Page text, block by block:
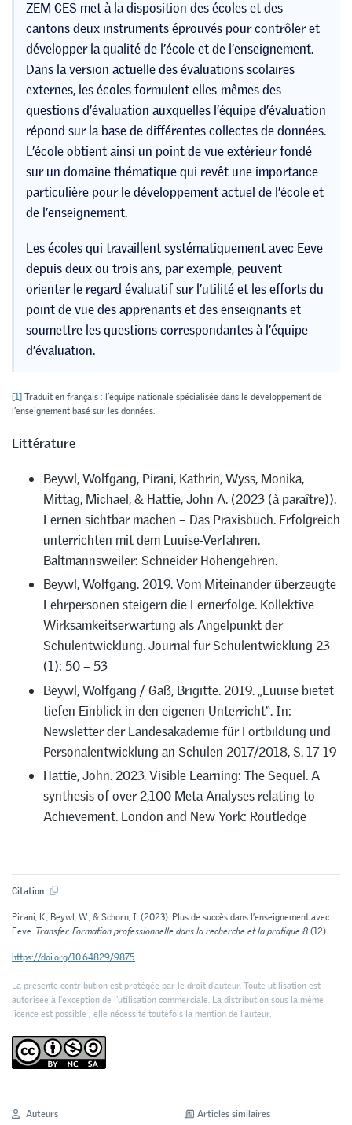
ZEM CES met à la disposition des écoles et des
cantons deux instruments éprouvés pour contrôler et
développer la qualité de l’école et de l’enseignement.
Dans la version actuelle des évaluations scolaires
externes, les écoles formulent elles-mêmes des
questions d’évaluation auxquelles l’équipe d’évaluation
répond sur la base de différentes collectes de données.
L’école obtient ainsi un point de vue extérieur fondé
sur un domaine thématique qui revêt une importance
particulière pour le développement actuel de l’école et
de l’enseignement.
Les écoles qui travaillent systématiquement avec Eeve
depuis deux ou trois ans, par exemple, peuvent
orienter le regard évaluatif sur l’utilité et les efforts du
point de vue des apprenants et des enseignants et
soumettre les questions correspondantes à l’équipe
d’évaluation.
[1]Traduit en français : l’équipe nationale spécialisée dans le développement de
l’enseignement basé sur les données.
Littérature
Beywl, Wolfgang, Pirani, Kathrin, Wyss, Monika,
Mittag, Michael, & Hattie, John A. (2023 (à paraître)).
Lernen sichtbar machen – Das Praxisbuch. Erfolgreich
unterrichten mit dem Luuise-Verfahren.
Baltmannsweiler: Schneider Hohengehren.
Beywl, Wolfgang. 2019. Vom Miteinander überzeugte
Lehrpersonen steigern die Lernerfolge. Kollektive
Wirksamkeitserwartung als Angelpunkt der
Schulentwicklung. Journal für Schulentwicklung 23
(1): 50 – 53
Beywl, Wolfgang / Gaß, Brigitte. 2019. „Luuise bietet
tiefen Einblick in den eigenen Unterricht“. In:
Newsletter der Landesakademie für Fortbildung und
Personalentwicklung an Schulen 2017/2018, S. 17-19
Hattie, John. 2023. Visible Learning: The Sequel. A
synthesis of over 2,100 Meta-Analyses relating to
Achievement. London and New York: Routledge
Citation
Pirani, K., Beywl, W., & Schorn, I. (2023). Plus de succès dans l’enseignement avec
Eeve. Transfer. Formation professionnelle dans la recherche et la pratique 8(12).
https://doi.org/10.64829/9875
La présente contribution est protégée par le droit d'auteur. Toute utilisation est
autorisée à l'exception de l'utilisation commerciale. La distribution sous la même
licence est possible ; elle nécessite toutefois la mention de l’auteur.
Auteurs Articles similaires